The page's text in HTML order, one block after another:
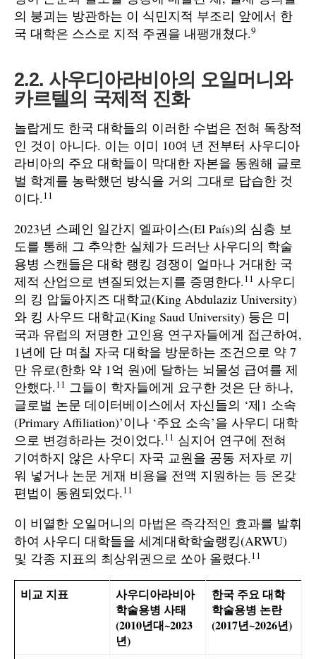
의 붕괴는 방관하는 이 식민지적 부조리 앞에서 한
국 대학은 스스로 지적 주권을 내팽개쳤다.9
2.2. 사우디아라비아의 오일머니와
카르텔의 국제적 진화
놀랍게도 한국 대학들의 이러한 수법은 전혀 독창적
인 것이 아니다. 이는 이미 10여 년 전부터 사우디아
라비아의 주요 대학들이 막대한 자본을 동원해 글로
벌 학계를 농락했던 방식을 거의 그대로 답습한 것
이다.11
2023년 스페인 일간지 엘파이스(El País)의 심층 보
도를 통해 그 추악한 실체가 드러난 사우디의 학술
용병 스캔들은 대학 랭킹 경쟁이 얼마나 거대한 국
제적 산업으로 변질되었는지를 증명한다.11 사우디
의 킹 압둘아지즈 대학교(King Abdulaziz University)
와 킹 사우드 대학교(King Saud University) 등은 미
국과 유럽의 저명한 고인용 연구자들에게 접근하여,
1년에 단 며칠 자국 대학을 방문하는 조건으로 약 7
만 유로(한화 약 1억 원)에 달하는 뇌물성 급여를 제
안했다.11 그들이 학자들에게 요구한 것은 단 하나,
글로벌 논문 데이터베이스에서 자신들의 ‘제1 소속
(Primary Affiliation)’이나 ‘주요 소속’을 사우디 대학
으로 변경하라는 것이었다.11 심지어 연구에 전혀
기여하지 않은 사우디 자국 교원을 공동 저자로 끼
워 넣거나 논문 게재 비용을 전액 지원하는 등 온갖
편법이 동원되었다.11
이 비열한 오일머니의 마법은 즉각적인 효과를 발휘
하여 사우디 대학들을 세계대학학술랭킹(ARWU)
및 각종 지표의 최상위권으로 쏘아 올렸다.11
비교 지표
사우디아라비아
학술용병 사태
(2010년대~2023
년)
한국 주요 대학
학술용병 논란
(2017년~2026년)